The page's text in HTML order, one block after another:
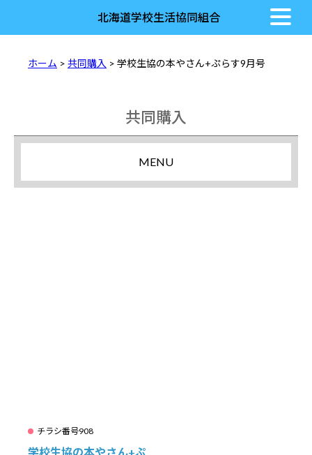
北海道学校生活協同組合
ホーム > 共同購入 > 学校生協の本やさん+ぷらす9月号
共同購入
チラシ番号908
学校生協の本やさん+ぷ
MENU